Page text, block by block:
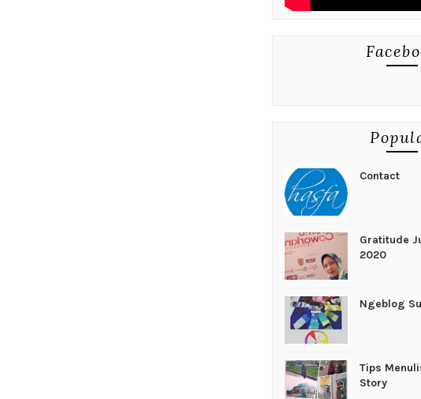
Contact
Gratitude
2020
Ngeblog
Tips
Story